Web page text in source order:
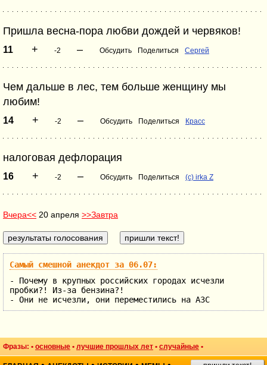
Пришла весна-пора любви дождей и червяков!
11 + -2 – Обсудить Поделиться Сергей
Чем дальше в лес, тем больше женщину мы
любим!
14 + -2 – Обсудить Поделиться Красс
налоговая дефлорация
16 + -2 – Обсудить Поделиться (c) irka Z
Вчера<< 20 апреля >>Завтра
Самый смешной анекдот за 06.07:
- Почему в крупных российских городах исчезли
пробки?! Из-за бензина?!
- Они не исчезли, они переместились на АЗС
Фразы: • основные • лучшие прошлых лет • случайные •